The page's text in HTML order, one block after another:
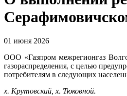
01 июня 2026
ООО «Газпром межрегионгаз
газораспределения, с целью
потребителям в следующих
х. Крутовский, х. Тюковной.